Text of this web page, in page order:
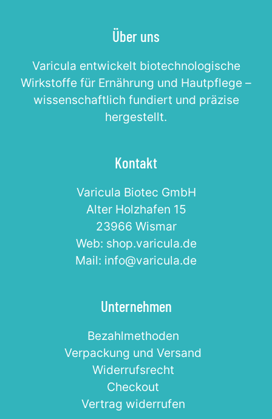
Über uns
Varicula entwickelt biotechnologische
Wirkstoffe für Ernährung und Hautpflege –
wissenschaftlich fundiert und präzise
hergestellt.
Kontakt
Varicula Biotec GmbH
Alter Holzhafen 15
23966 Wismar
Web: shop.varicula.de
Mail: info@varicula.de
Unternehmen
Bezahlmethoden
Verpackung und Versand
Widerrufsrecht
Checkout
Vertrag widerrufen